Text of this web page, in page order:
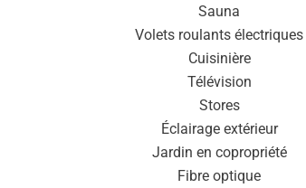
Sauna
Volets roulants électriques
Cuisinière
Télévision
Stores
Éclairage extérieur
Jardin en copropriété
Fibre optique